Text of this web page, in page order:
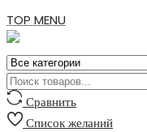
TOP MENU
Сравнить
Список желаний